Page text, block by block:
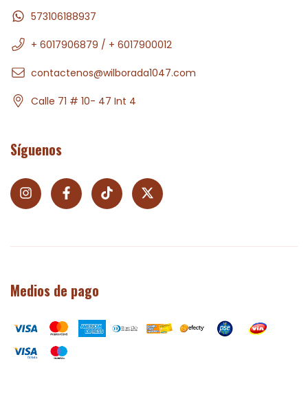
573106188937
+ 6017906879 / + 6017900012
contactenos@wilborada1047.com
Calle 71 # 10- 47 Int 4
Síguenos
Medios de pago